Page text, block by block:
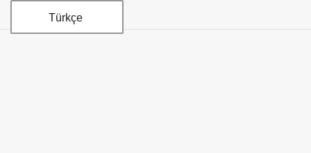
Türkçe